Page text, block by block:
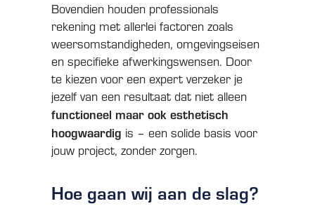
Bovendien houden professionals
rekening met allerlei factoren zoals
weersomstandigheden, omgevingseisen
en specifieke afwerkingswensen. Door
te kiezen voor een expert verzeker je
jezelf van een resultaat dat niet alleen
functioneel maar ook esthetisch
hoogwaardig is – een solide basis voor
jouw project, zonder zorgen.
Hoe gaan wij aan de slag?